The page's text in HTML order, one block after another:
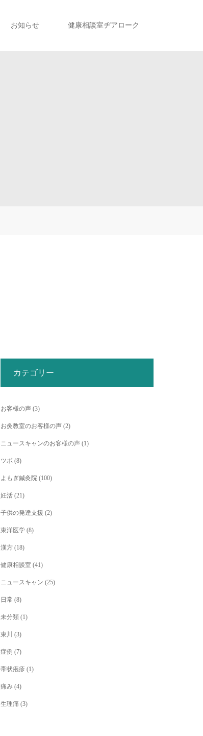
お知らせ 健康相談室ヂアローク
カテゴリー
お客様の声 (3)
お灸教室のお客様の声 (2)
ニュースキャンのお客様の声 (1)
ツボ (8)
よもぎ鍼灸院 (100)
妊活 (21)
子供の発達支援 (2)
東洋医学 (8)
漢方 (18)
健康相談室 (41)
ニュースキャン (25)
日常 (8)
未分類 (1)
東川 (3)
症例 (7)
帯状疱疹 (1)
痛み (4)
生理痛 (3)